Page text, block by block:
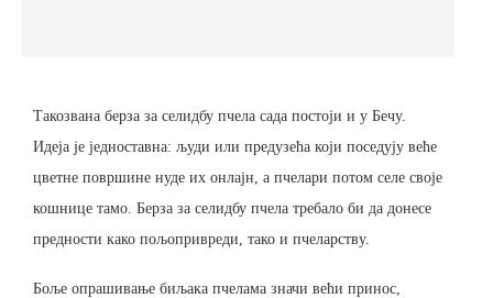
Такозвана берза за селидбу пчела сада постоји и у Бечу.
Идеја је једноставна: људи или предузећа који поседују веће
цветне површине нуде их онлајн, а пчелари потом селе своје
кошнице тамо. Берза за селидбу пчела требало би да донесе
предности како пољопривреди, тако и пчеларству.
Боље опрашивање биљака пчелама значи већи принос,